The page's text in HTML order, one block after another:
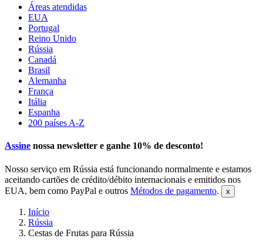
Áreas atendidas
EUA
Portugal
Reino Unido
Rússia
Canadá
Brasil
Alemanha
França
Itália
Espanha
200 países A-Z
Assine nossa newsletter e ganhe 10% de desconto!
Nosso serviço em Rússia está funcionando normalmente e estamos
aceitando cartões de crédito/débito internacionais e emitidos nos
EUA, bem como PayPal e outros Métodos de pagamento.
Início
Rússia
Cestas de Frutas para Rússia